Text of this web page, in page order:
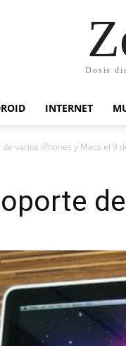
Dosis
INTERNET
varios iPhones y Macs el 9